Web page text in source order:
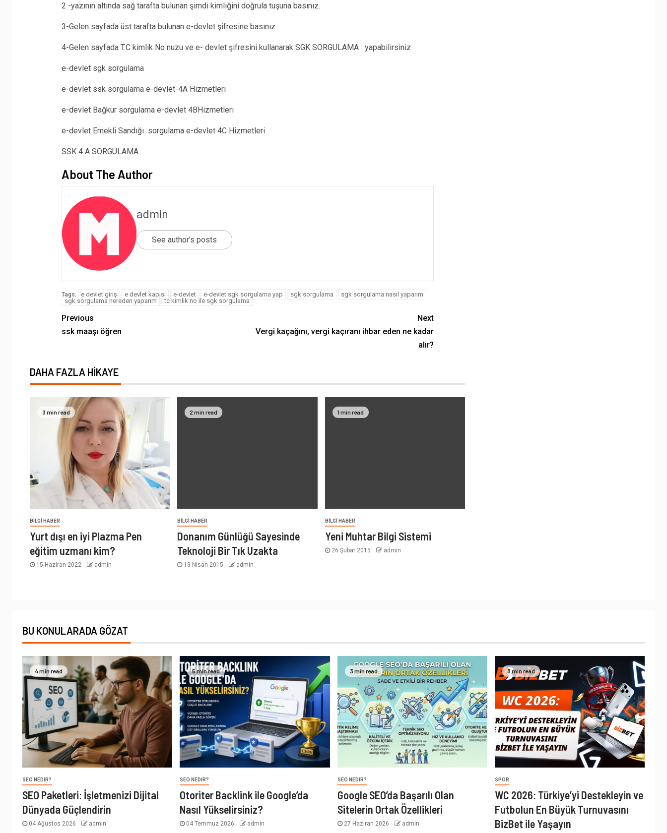
2 -yazının altında sağ tarafta bulunan şimdi kimliğini doğrula tuşuna basınız.
3-Gelen sayfada üst tarafta bulunan e-devlet şifresine basınız
4-Gelen sayfada T.C kimlik No nuzu ve e- devlet şifresini kullanarak SGK SORGULAMA yapabilirsiniz
e-devlet sgk sorgulama
e-devlet ssk sorgulama e-devlet-4A Hizmetleri
e-devlet Bağkur sorgulama e-devlet 4BHizmetleri
e-devlet Emekli Sandığı sorgulama e-devlet 4C Hizmetleri
SSK 4 A SORGULAMA
About The Author
admin
See author's posts
Tags: e devlet giriş e devlet kapısı e-devlet e-devlet sgk sorgulama yap sgk sorgulama
sgk sorgulama nasıl yaparım
sgk sorgulama nereden yaparım
tc kimlik no ile sgk sorgulama
Previous
ssk maaşı öğren
Next
Vergi kaçağını, vergi kaçıranı ihbar eden ne kadar
alır?
DAHA FAZLA HIKAYE
3 min read
BILGI HABER
Yurt dışı en iyi Plazma Pen
eğitim uzmanı kim?
15 Haziran 2022 admin
2 min read
BILGI HABER
Donanım Günlüğü Sayesinde
Teknoloji Bir Tık Uzakta
13 Nisan 2015 admin
1 min read
BILGI HABER
Yeni Muhtar Bilgi Sistemi
26 Şubat 2015 admin
BU KONULARADA GÖZAT
4 min read
SEO NEDIR?
SEO Paketleri: İşletmenizi Dijital
Dünyada Güçlendirin
04 Ağustos 2026 admin
5 min read
SEO NEDIR?
Otoriter Backlink ile Google’da
Nasıl Yükselirsiniz?
04 Temmuz 2026 admin
3 min read
SEO NEDIR?
Google SEO’da Başarılı Olan
Sitelerin Ortak Özellikleri
27 Haziran 2026 admin
3 min read
SPOR
WC 2026: Türkiye’yi Destekleyin ve
Futbolun En Büyük Turnuvasını
BizBet ile Yaşayın